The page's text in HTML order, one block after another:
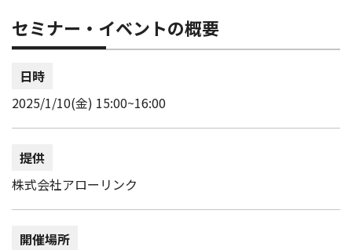
セミナー・イベントの概要
日時
2025/1/10(金) 15:00~16:00
提供
株式会社アローリンク
開催場所